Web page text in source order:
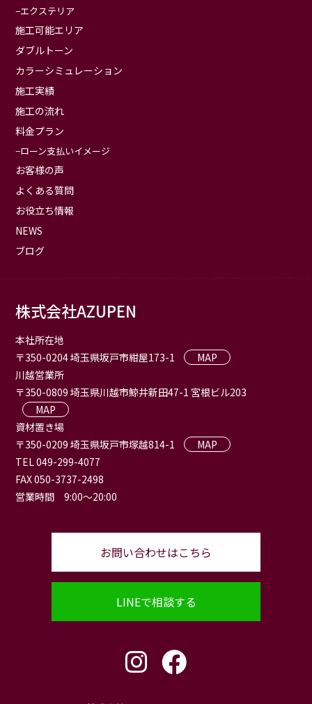
エクステリア
施工可能エリア
ダブルトーン
カラーシミュレーション
施工実績
施工の流れ
料金プラン
ローン支払いイメージ
お客様の声
よくある質問
お役立ち情報
NEWS
ブログ
株式会社AZUPEN
本社所在地
〒350-0204 埼玉県坂戸市紺屋173-1
MAP
川越営業所
〒350-0809 埼玉県川越市鯨井新田47-1 宮根ビル203
MAP
資材置き場
〒350-0209 埼玉県坂戸市塚越814-1
MAP
TEL 049-299-4077
FAX 050-3737-2498
営業時間 9:00〜20:00
お問い合わせはこちら
LINEで相談する